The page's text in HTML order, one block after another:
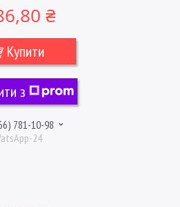
₴
Купити
з
781-10-98
24